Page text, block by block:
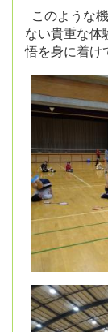
このような
ない貴重な体
悟を身に着け